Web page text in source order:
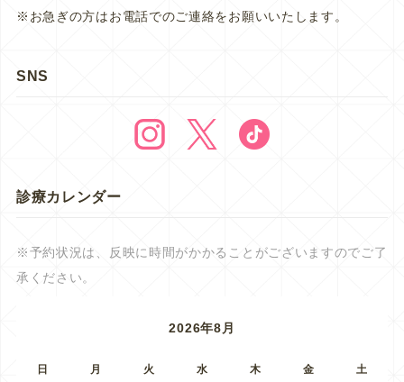
※お急ぎの方はお電話でのご連絡をお願いいたします。
SNS
診療カレンダー
※予約状況は、反映に時間がかかることがございますのでご了
承ください。
2026年8月
日 月 火 水 木 金 土